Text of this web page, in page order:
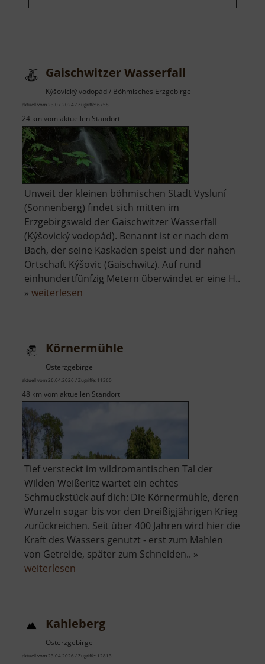
Gaischwitzer Wasserfall
Kýšovický vodopád / Böhmisches Erzgebirge
aktuell vom 23.07.2024 / Zugriffe: 6758
24 km vom aktuellen Standort
Unweit der kleinen böhmischen Stadt Vysluní
(Sonnenberg) findet sich mitten im
Erzgebirgswald der Gaischwitzer Wasserfall
(Kýšovický vodopád). Benannt ist er nach dem
Bach, der seine Kaskaden speist und der nahen
Ortschaft Kýšovic (Gaischwitz). Auf rund
einhundertfünfzig Metern überwindet er eine H..
» weiterlesen
Körnermühle
Osterzgebirge
aktuell vom 26.04.2026 / Zugriffe: 11360
48 km vom aktuellen Standort
Tief versteckt im wildromantischen Tal der
Wilden Weißeritz wartet ein echtes
Schmuckstück auf dich: Die Körnermühle, deren
Wurzeln sogar bis vor den Dreißigjährigen Krieg
zurückreichen. Seit über 400 Jahren wird hier die
Kraft des Wassers genutzt - erst zum Mahlen
von Getreide, später zum Schneiden.. »
weiterlesen
Kahleberg
Osterzgebirge
aktuell vom 23.04.2026 / Zugriffe: 12813